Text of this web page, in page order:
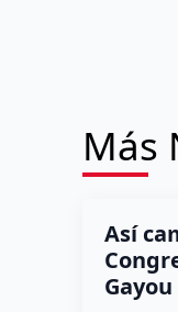
Más
Así